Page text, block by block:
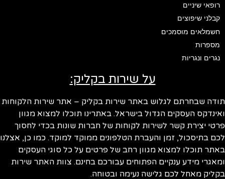
רופאי שיניים
קבלני שיפוצים
חשמלאים מוסמכים
מספרות
נגרים ונגריות
על שירות בקליק:
תודה שבחרתם לגלוש באתר שירות בקליק – אתר שירות הלקוחות
ואינדקס העסקים הגדול בישראל. באתרינו תוכלו למצוא מגוון
פרטי יצירת קשר לשירות לקוחות של חברות שונות בכדי לחסוך
לכם בתיסכול, זמן והעברת הטלפונים ממוקד למוקד. כמו כן, אצלנו
באתר תוכלו למצוא מגוון רחב של פרטים על כל סוגי העסקים
ומאגרי מידע ענקיים הפתוחים עבורכם בחינם. צוות האתר שירות
בקליק מאחל לכם גלישה נעימה ובטוחה.